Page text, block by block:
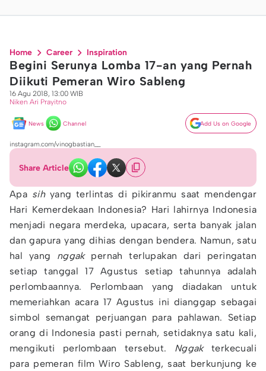
Home Career Inspiration
Begini Serunya Lomba 17-an yang Pernah
Diikuti Pemeran Wiro Sableng
16 Agu 2018, 13:00 WIB
Niken Ari Prayitno
News Channel Add Us on Google
instagram.com/vinogbastian__
Share Article
Apa sihyang terlintas di pikiranmu saat mendengar
Hari Kemerdekaan Indonesia? Hari lahirnya Indonesia
menjadi negara merdeka, upacara, serta banyak jalan
dan gapura yang dihias dengan bendera. Namun, satu
hal yang nggakpernah terlupakan dari peringatan
setiap tanggal 17 Agustus setiap tahunnya adalah
perlombaannya. Perlombaan yang diadakan untuk
memeriahkan acara 17 Agustus ini dianggap sebagai
simbol semangat perjuangan para pahlawan. Setiap
orang di Indonesia pasti pernah, setidaknya satu kali,
mengikuti perlombaan tersebut. Nggakterkecuali
para pemeran film Wiro Sableng, saat berkunjung ke